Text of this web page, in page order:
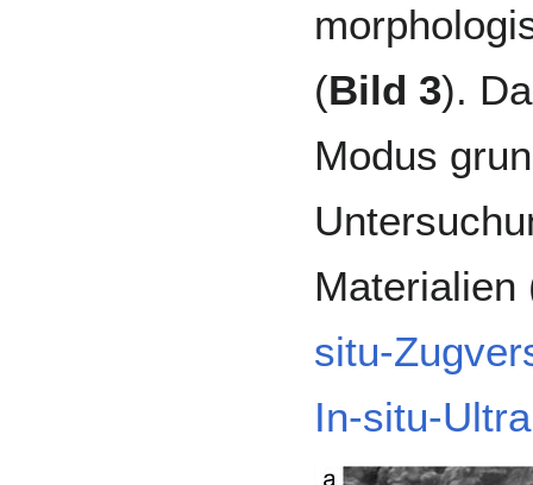
(Bild 3).
Modus
situ-
In-situ-